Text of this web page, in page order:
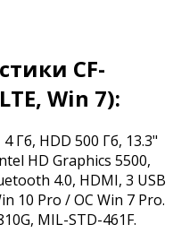
CF-
Win 7):
Гб, HDD 500 Гб, 13.3"
HD Graphics 5500,
4.0, HDMI, 3 USB
10 Pro / ОС Win 7 Pro.
MIL-STD-461F.